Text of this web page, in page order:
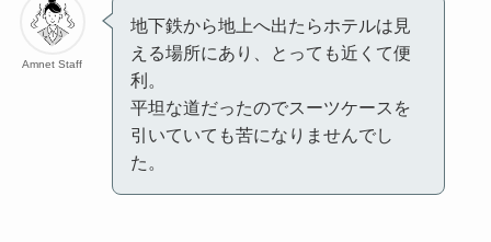
Amnet Staff
地下鉄から地上へ出たらホテルは見
える場所にあり、とっても近くて便
利。
平坦な道だったのでスーツケースを
引いていても苦になりませんでし
た。